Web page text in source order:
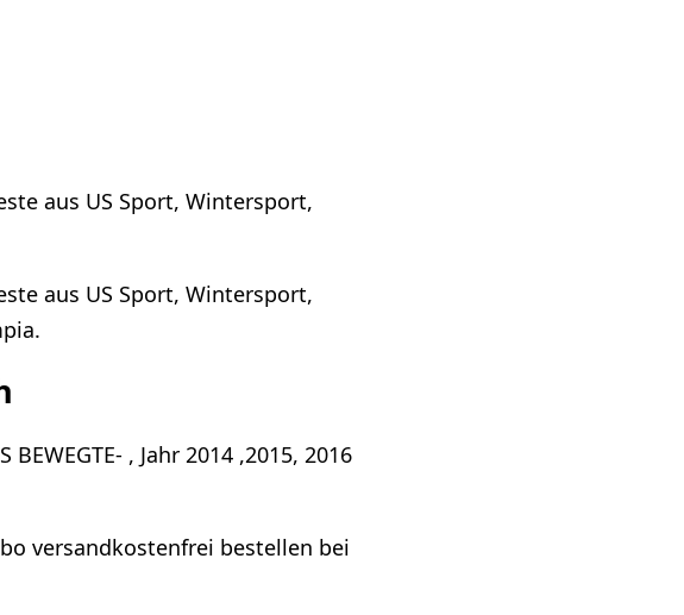
aus US Sport, Wintersport,
aus US Sport, Wintersport,
, Jahr 2014 ,2015, 2016
versandkostenfrei bestellen bei